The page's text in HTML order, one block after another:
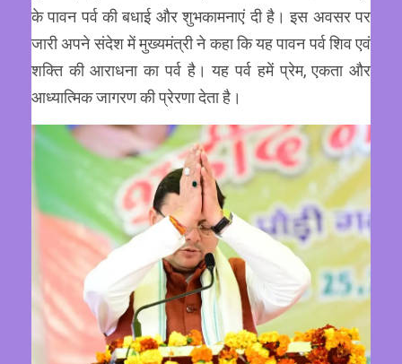
के पावन पर्व की बधाई और शुभकामनाएं दी है। इस अवसर पर
जारी अपने संदेश में मुख्यमंत्री ने कहा कि यह पावन पर्व शिव एवं
शक्ति की आराधना का पर्व है। यह पर्व हमें प्रेम, एकता और
आध्यात्मिक जागरण की प्रेरणा देता है।